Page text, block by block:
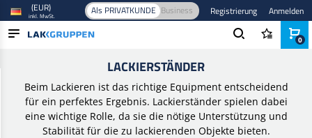
BRANCHEN
MARKEN
(EUR)
inkl. MwSt. Als PRIVATKUNDE Business Registrierung Anmelden
LACKIERSTÄNDER
Beim Lackieren ist das richtige Equipment entscheidend
für ein perfektes Ergebnis. Lackierständer spielen dabei
eine wichtige Rolle, da sie die nötige Unterstützung und
Stabilität für die zu lackierenden Objekte bieten.
0